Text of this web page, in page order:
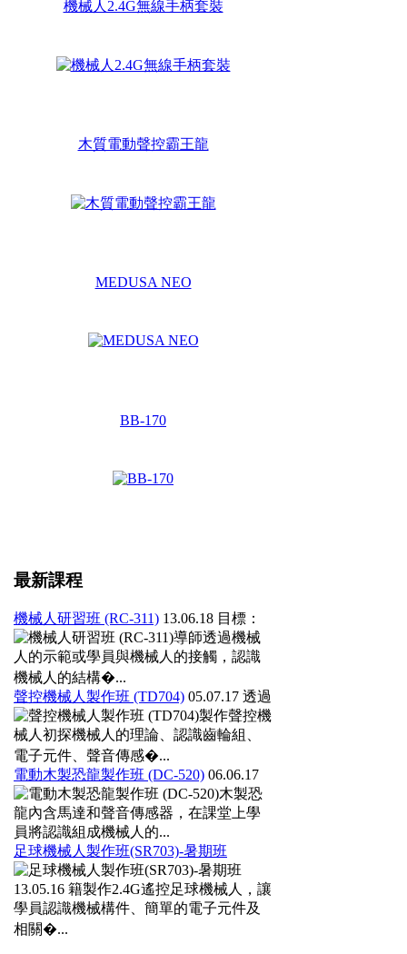
機械人2.4G無線手柄套裝
木質電動聲控霸王龍
MEDUSA NEO
BB-170
最新課程
機械人研習班 (RC-311) 13.06.18 目標：
導師透過機械
人的示範或學員與機械人的接觸，認識
機械人的結構�...
聲控機械人製作班 (TD704) 05.07.17 透過
製作聲控機
械人初探機械人的理論、認識齒輪組、
電子元件、聲音傳感�...
電動木製恐龍製作班 (DC-520) 06.06.17
木製恐
龍內含馬達和聲音傳感器，在課堂上學
員將認識組成機械人的...
足球機械人製作班(SR703)-暑期班
13.05.16 籍製作2.4G遙控足球機械人，讓
學員認識機械構件、簡單的電子元件及
相關�...